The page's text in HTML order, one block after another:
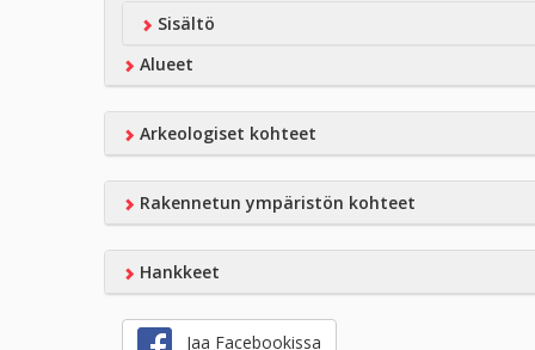
Sisältö
Alueet
Arkeologiset kohteet
Rakennetun ympäristön kohteet
Hankkeet
Jaa Facebookissa